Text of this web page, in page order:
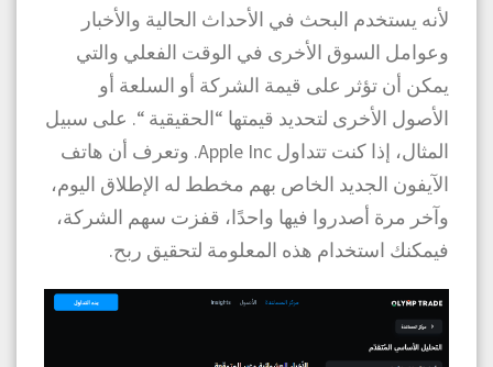
لأنه يستخدم البحث في الأحداث الحالية والأخبار
وعوامل السوق الأخرى في الوقت الفعلي والتي
يمكن أن تؤثر على قيمة الشركة أو السلعة أو
الأصول الأخرى لتحديد قيمتها “الحقيقية “. على سبيل
المثال، إذا كنت تتداول Apple Inc. وتعرف أن هاتف
الآيفون الجديد الخاص بهم مخطط له الإطلاق اليوم،
وآخر مرة أصدروا فيها واحدًا، قفزت سهم الشركة،
فيمكنك استخدام هذه المعلومة لتحقيق ربح.